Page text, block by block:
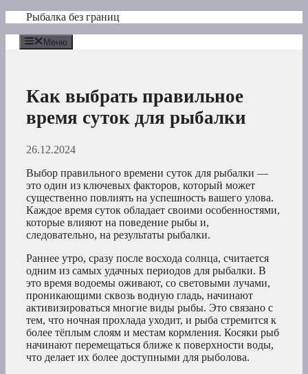
Перейти
содержимому
Рыбалка без границ
Меню
Как выбрать правильное
время суток для рыбалки
26.12.2024
Выбор правильного времени суток для рыбалки —
это один из ключевых факторов, который может
существенно повлиять на успешность вашего улова.
Каждое время суток обладает своими особенностями,
которые влияют на поведение рыбы и,
следовательно, на результаты рыбалки.
Раннее утро, сразу после восхода солнца, считается
одним из самых удачных периодов для рыбалки. В
это время водоемы оживают, со световыми лучами,
проникающими сквозь водную гладь, начинают
активизироваться многие виды рыбы. Это связано с
тем, что ночная прохлада уходит, и рыба стремится к
более тёплым слоям и местам кормления. Косяки рыб
начинают перемещаться ближе к поверхности воды,
что делает их более доступными для рыболова.